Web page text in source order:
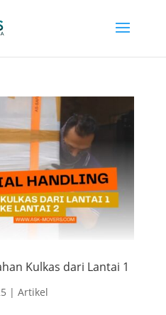
Kulkas dari Lantai 1
| Artikel